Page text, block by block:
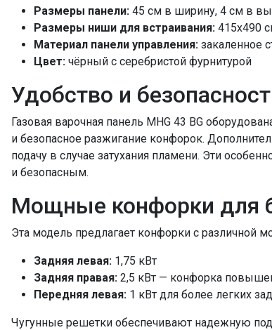
Размеры панели: 45 см в ширину, 4 см в
Размеры ниши для встраивания: 415х490
Материал панели управления: закаленное
Цвет: чёрный с серебристой фурнитурой
Удобство и
Газовая варочная панель MHG 43 BG
и безопасное разжигание конфорок.
подачу в случае затухания пламени. Эти
и безопасным.
Мощные конфорки для
Эта модель предлагает конфорки с различной
Задняя левая: 1,75 кВт
Задняя правая: 2,5 кВт — конфорка
Передняя левая: 1 кВт для более легких
Чугунные решетки обеспечивают надежную